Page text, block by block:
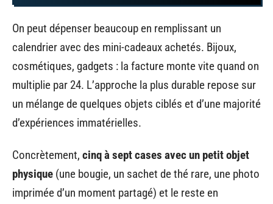
On peut dépenser beaucoup en remplissant un
calendrier avec des mini-cadeaux achetés. Bijoux,
cosmétiques, gadgets : la facture monte vite quand on
multiplie par 24. L’approche la plus durable repose sur
un mélange de quelques objets ciblés et d’une majorité
d’expériences immatérielles.
Concrètement, cinq à sept cases avec un petit objet
physique (une bougie, un sachet de thé rare, une photo
imprimée d’un moment partagé) et le reste en